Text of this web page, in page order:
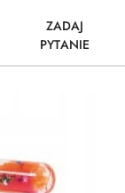
ZADAJ
PYTANIE